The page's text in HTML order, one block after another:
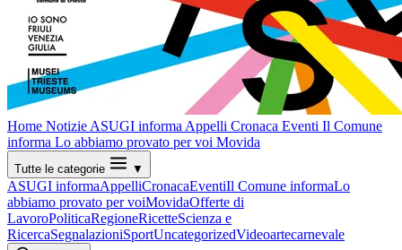
Home Notizie ASUGI informa Appelli Cronaca Eventi Il Comune
informa Lo abbiamo provato per voi Movida
Tutte le categorie ▼
ASUGI informaAppelliCronacaEventiIl Comune informaLo
abbiamo provato per voiMovidaOfferte di
LavoroPoliticaRegioneRicetteScienza e
RicercaSegnalazioniSportUncategorizedVideoartecarnevale